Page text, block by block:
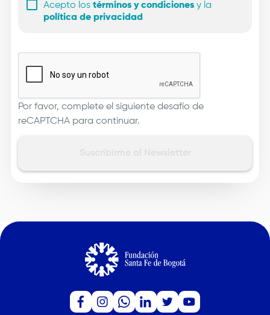
Acepto los términos y condiciones y la
política de privacidad
Por favor, complete el siguiente desafío de
reCAPTCHA para continuar.